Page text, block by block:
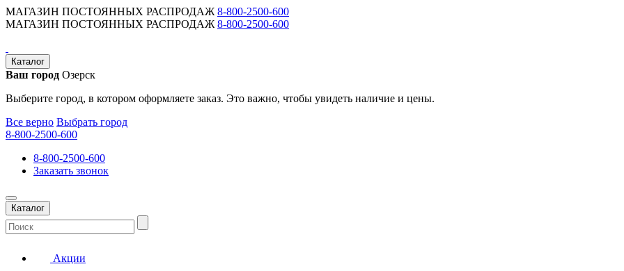
МАГАЗИН ПОСТОЯННЫХ РАСПРОДАЖ 8-800-2500-600
МАГАЗИН ПОСТОЯННЫХ РАСПРОДАЖ 8-800-2500-600
Каталог
Ваш город Озерск
Выберите город, в котором оформляете заказ. Это важно, чтобы увидеть наличие и цены.
Все верно Выбрать город
8-800-2500-600
8-800-2500-600
Заказать звонок
Каталог
Акции